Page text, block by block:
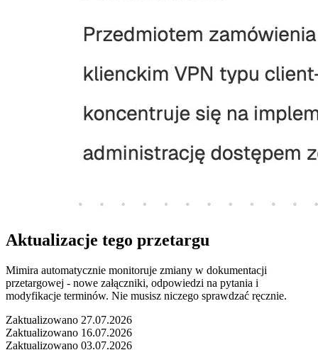
Aktualizacje tego przetargu
Mimira automatycznie monitoruje zmiany w dokumentacji
przetargowej - nowe załączniki, odpowiedzi na pytania i
modyfikacje terminów. Nie musisz niczego sprawdzać ręcznie.
Zaktualizowano 27.07.2026
Zaktualizowano 16.07.2026
Zaktualizowano 03.07.2026